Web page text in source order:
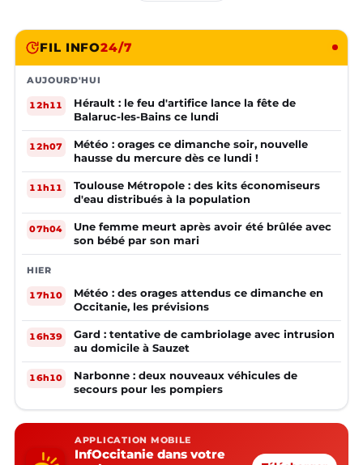
FIL INFO24/7
AUJOURD'HUI
12h11
Hérault : le feu d'artifice lance la fête de
Balaruc-les-Bains ce lundi
12h07
Météo : orages ce dimanche soir, nouvelle
hausse du mercure dès ce lundi !
11h11
Toulouse Métropole : des kits économiseurs
d'eau distribués à la population
07h04
Une femme meurt après avoir été brûlée avec
son bébé par son mari
HIER
17h10
Météo : des orages attendus ce dimanche en
Occitanie, les prévisions
16h39
Gard : tentative de cambriolage avec intrusion
au domicile à Sauzet
16h10
Narbonne : deux nouveaux véhicules de
secours pour les pompiers
APPLICATION MOBILE
InfOccitanie dans votre